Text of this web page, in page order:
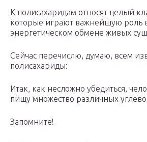
К полисахаридам относят целый
которые играют важнейшую роль
энергетическом обмене живых
Сейчас перечислю, думаю, всем
полисахариды:
Итак, как несложно убедиться,
пищу множество различных
Запомните!